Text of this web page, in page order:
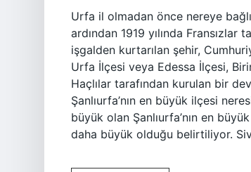
Urfa il olmadan önce nereye
ardından 1919 yılında Fransızlar
işgalden kurtarılan şehir,
Urfa İlçesi veya Edessa İlçesi,
Haçlılar tarafından kurulan bir
Şanlıurfa’nın en büyük ilçesi
büyük olan Şanlıurfa’nın en
daha büyük olduğu belirtiliyor.